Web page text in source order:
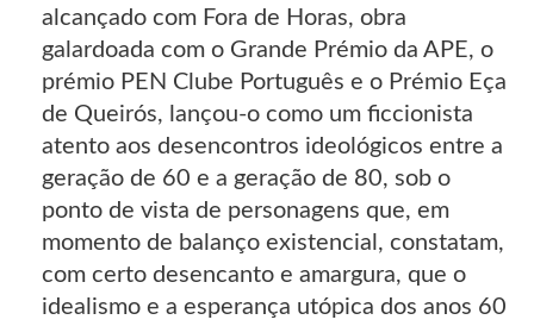
alcançado com Fora de Horas, obra
galardoada com o Grande Prémio da APE, o
prémio PEN Clube Português e o Prémio Eça
de Queirós, lançou-o como um ficcionista
atento aos desencontros ideológicos entre a
geração de 60 e a geração de 80, sob o
ponto de vista de personagens que, em
momento de balanço existencial, constatam,
com certo desencanto e amargura, que o
idealismo e a esperança utópica dos anos 60